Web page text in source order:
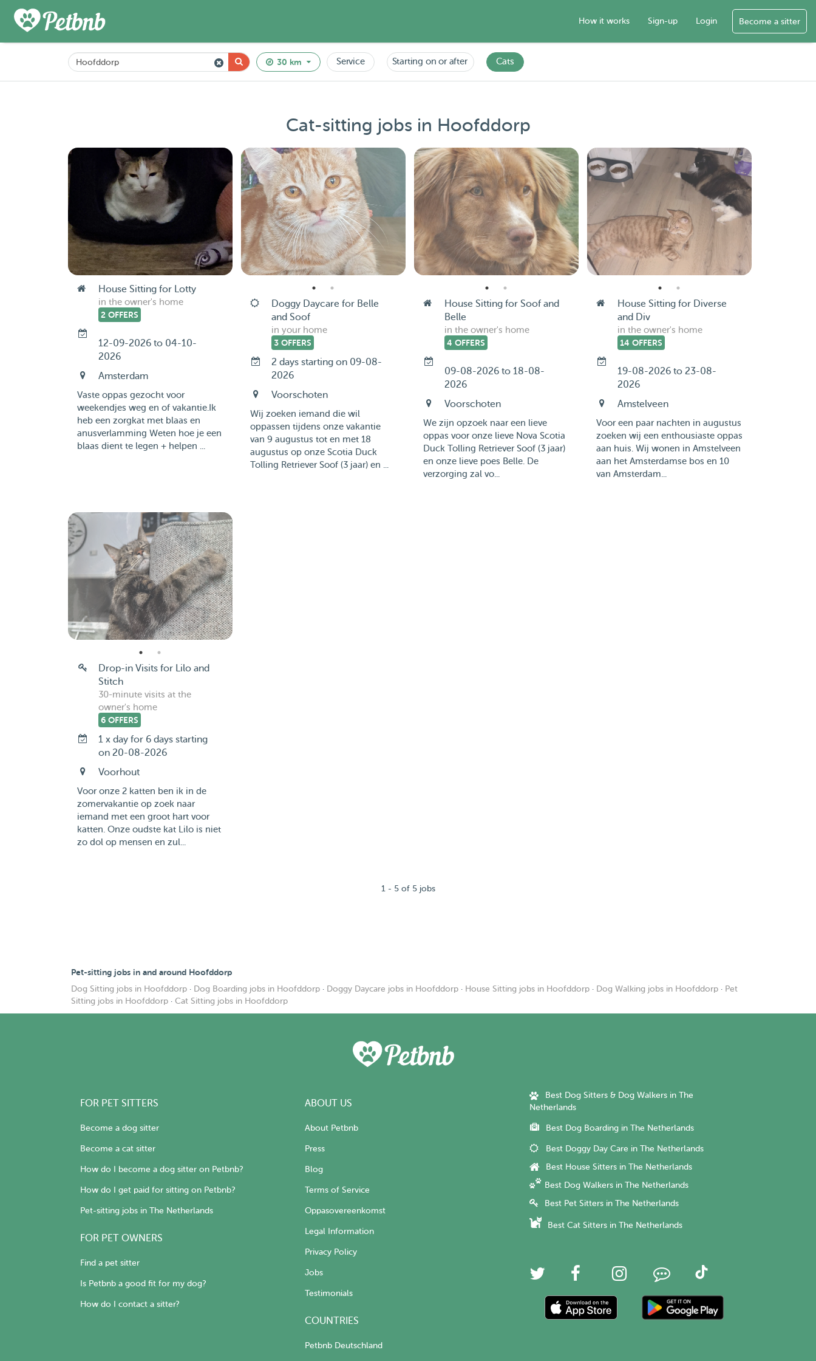
How it works Sign-up Login Become a sitter
30 km Service Starting on or after Cats
Cat-sitting jobs in Hoofddorp
House Sitting for Lotty
in the owner's home
2 OFFERS
12-09-2026 to 04-10-
2026
Amsterdam
Vaste oppas gezocht voor
weekendjes weg en of vakantie.Ik
heb een zorgkat met blaas en
anusverlamming Weten hoe je een
blaas dient te legen + helpen ...
Doggy Daycare for Belle
and Soof
in your home
3 OFFERS
2 days starting on 09-08-
2026
Voorschoten
Wij zoeken iemand die wil
oppassen tijdens onze vakantie
van 9 augustus tot en met 18
augustus op onze Scotia Duck
Tolling Retriever Soof (3 jaar) en ...
House Sitting for Soof and
Belle
in the owner's home
4 OFFERS
09-08-2026 to 18-08-
2026
Voorschoten
We zijn opzoek naar een lieve
oppas voor onze lieve Nova Scotia
Duck Tolling Retriever Soof (3 jaar)
en onze lieve poes Belle. De
verzorging zal vo...
House Sitting for Diverse
and Div
in the owner's home
14 OFFERS
19-08-2026 to 23-08-
2026
Amstelveen
Voor een paar nachten in augustus
zoeken wij een enthousiaste oppas
aan huis. Wij wonen in Amstelveen
aan het Amsterdamse bos en 10
van Amsterdam...
Drop-in Visits for Lilo and
Stitch
30-minute visits at the
owner's home
6 OFFERS
1 x day for 6 days starting
on 20-08-2026
Voorhout
Voor onze 2 katten ben ik in de
zomervakantie op zoek naar
iemand met een groot hart voor
katten. Onze oudste kat Lilo is niet
zo dol op mensen en zul...
1 - 5 of 5 jobs
Pet-sitting jobs in and around Hoofddorp
Dog Sitting jobs in Hoofddorp · Dog Boarding jobs in Hoofddorp · Doggy Daycare jobs in Hoofddorp · House Sitting jobs in Hoofddorp · Dog Walking jobs in Hoofddorp · Pet
Sitting jobs in Hoofddorp · Cat Sitting jobs in Hoofddorp
FOR PET SITTERS
Become a dog sitter
Become a cat sitter
How do I become a dog sitter on Petbnb?
How do I get paid for sitting on Petbnb?
Pet-sitting jobs in The Netherlands
FOR PET OWNERS
Find a pet sitter
Is Petbnb a good fit for my dog?
How do I contact a sitter?
ABOUT US
About Petbnb
Press
Blog
Terms of Service
Oppasovereenkomst
Legal Information
Privacy Policy
Jobs
Testimonials
COUNTRIES
Petbnb Deutschland
Best Dog Sitters & Dog Walkers in The
Netherlands
Best Dog Boarding in The Netherlands
Best Doggy Day Care in The Netherlands
Best House Sitters in The Netherlands
Best Dog Walkers in The Netherlands
Best Pet Sitters in The Netherlands
Best Cat Sitters in The Netherlands